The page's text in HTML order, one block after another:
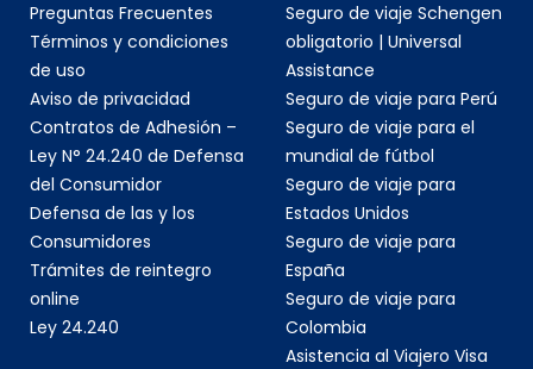
Preguntas Frecuentes
Términos y condiciones
de uso
Aviso de privacidad
Contratos de Adhesión –
Ley N° 24.240 de Defensa
del Consumidor
Defensa de las y los
Consumidores
Trámites de reintegro
online
Ley 24.240
Seguro de viaje Schengen
obligatorio | Universal
Assistance
Seguro de viaje para Perú
Seguro de viaje para el
mundial de fútbol
Seguro de viaje para
Estados Unidos
Seguro de viaje para
España
Seguro de viaje para
Colombia
Asistencia al Viajero Visa